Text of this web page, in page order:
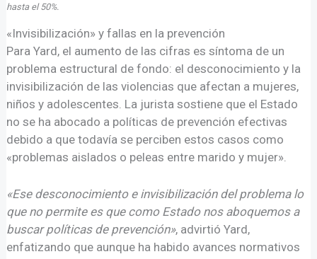
hasta el 50%.
«Invisibilización» y fallas en la prevención
Para Yard, el aumento de las cifras es síntoma de un
problema estructural de fondo: el desconocimiento y la
invisibilización de las violencias que afectan a mujeres,
niños y adolescentes. La jurista sostiene que el Estado
no se ha abocado a políticas de prevención efectivas
debido a que todavía se perciben estos casos como
«problemas aislados o peleas entre marido y mujer».
«Ese desconocimiento e invisibilización del problema lo
que no permite es que como Estado nos aboquemos a
buscar políticas de prevención», advirtió Yard,
enfatizando que aunque ha habido avances normativos